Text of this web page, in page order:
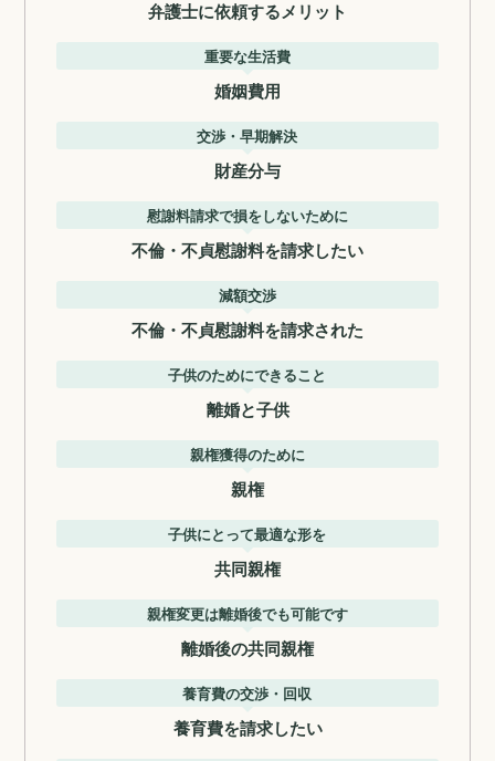
弁護士に依頼するメリット
重要な生活費
婚姻費用
交渉・早期解決
財産分与
慰謝料請求で損をしないために
不倫・不貞慰謝料を請求したい
減額交渉
不倫・不貞慰謝料を請求された
子供のためにできること
離婚と子供
親権獲得のために
親権
子供にとって最適な形を
共同親権
親権変更は離婚後でも可能です
離婚後の共同親権
養育費の交渉・回収
養育費を請求したい